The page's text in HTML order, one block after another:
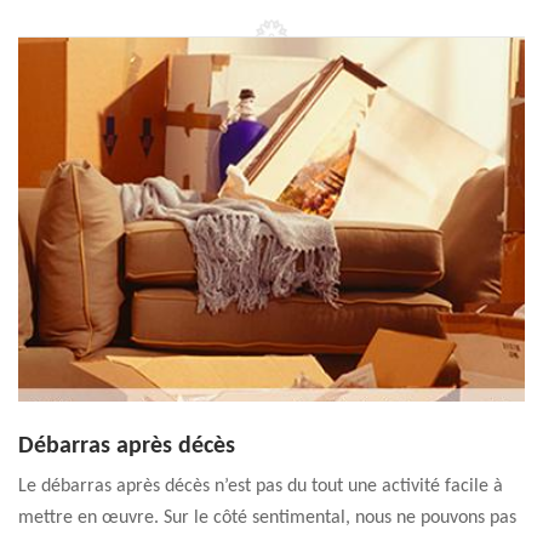
Débarras après décès
Le débarras après décès n’est pas du tout une activité facile à
mettre en œuvre. Sur le côté sentimental, nous ne pouvons pas